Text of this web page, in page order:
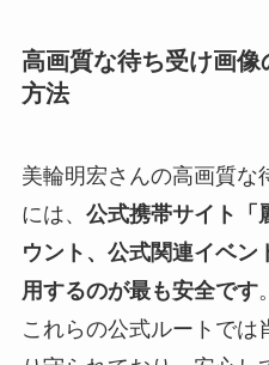
高画質な待ち受け画
方法
美輪明宏さんの高画質な
には、 公式携帯サイト「
ウント、公式関連イベン
用するのが最も安全です。
これらの公式ルートでは